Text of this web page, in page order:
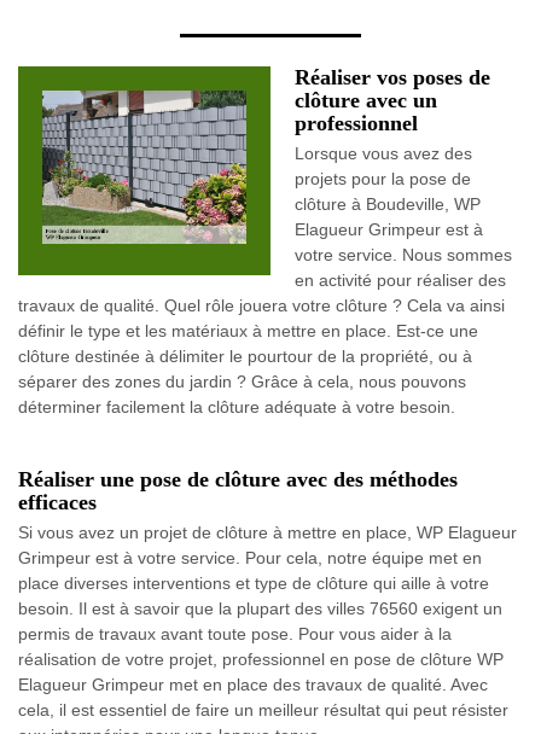
Réaliser vos poses de
clôture avec un
professionnel
Lorsque vous avez des
projets pour la pose de
clôture à Boudeville, WP
Elagueur Grimpeur est à
votre service. Nous sommes
en activité pour réaliser des
travaux de qualité. Quel rôle jouera votre clôture ? Cela va ainsi
définir le type et les matériaux à mettre en place. Est-ce une
clôture destinée à délimiter le pourtour de la propriété, ou à
séparer des zones du jardin ? Grâce à cela, nous pouvons
déterminer facilement la clôture adéquate à votre besoin.
Réaliser une pose de clôture avec des méthodes
efficaces
Si vous avez un projet de clôture à mettre en place, WP Elagueur
Grimpeur est à votre service. Pour cela, notre équipe met en
place diverses interventions et type de clôture qui aille à votre
besoin. Il est à savoir que la plupart des villes 76560 exigent un
permis de travaux avant toute pose. Pour vous aider à la
réalisation de votre projet, professionnel en pose de clôture WP
Elagueur Grimpeur met en place des travaux de qualité. Avec
cela, il est essentiel de faire un meilleur résultat qui peut résister